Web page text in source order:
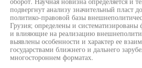
подвергнут анализу значительный пласт
политико-правовой базы
Грузия; определены и
и влияющие на реализацию
выявлены особенности и характер ее
государствами ближнего и дальнего
многостороннем форматах.